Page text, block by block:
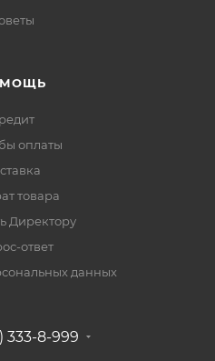
оплаты
товара
Директору
ответ
данных
333-8-999